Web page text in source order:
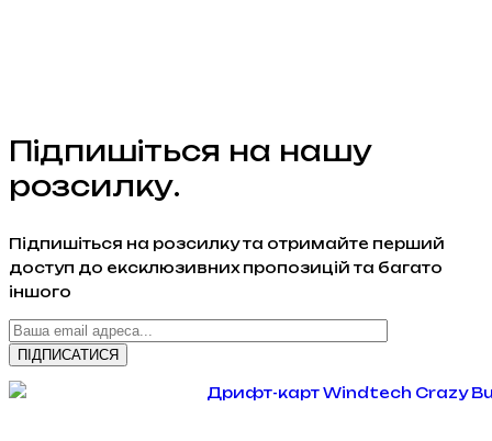
Підпишіться на нашу
розсилку.
Підпишіться на розсилку та отримайте перший
доступ до ексклюзивних пропозицій та багато
іншого